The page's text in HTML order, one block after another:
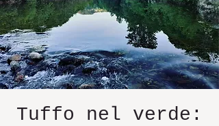
Tuffo nel verde: